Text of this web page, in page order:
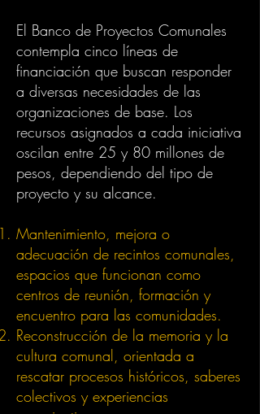
El Banco de Proyectos Comunales
contempla cinco líneas de
financiación que buscan responder
a diversas necesidades de las
organizaciones de base. Los
recursos asignados a cada iniciativa
oscilan entre 25 y 80 millones de
pesos, dependiendo del tipo de
proyecto y su alcance.
Mantenimiento, mejora o
adecuación de recintos comunales,
espacios que funcionan como
centros de reunión, formación y
encuentro para las comunidades.
Reconstrucción de la memoria y la
cultura comunal, orientada a
rescatar procesos históricos, saberes
colectivos y experiencias